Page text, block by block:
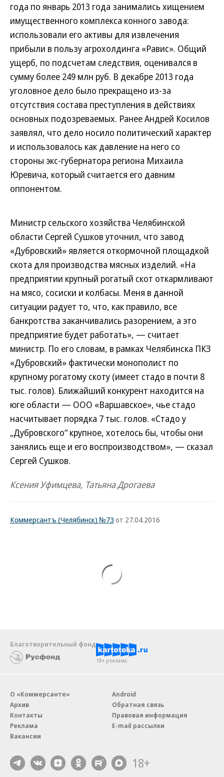
года по январь 2013 года занимались хищением
имущественного комплекса конного завода:
использовали его активы для извлечения
прибыли в пользу агрохолдинга «Равис». Общий
ущерб, по подсчетам следствия, оценивался в
сумму более 249 млн руб. В декабре 2013 года
уголовное дело было прекращено из-за
отсутствия состава преступления в действиях
основных подозреваемых. Ранее Андрей Косилов
заявлял, что дело носило политический характер
и использовалось как давление на него со
стороны экс-губернатора региона Михаила
Юревича, который считается его давним
оппонентом.
Министр сельского хозяйства Челябинской
области Сергей Сушков уточнил, что завод
«Дубровский» является откормочной площадкой
скота для производства мясных изделий. «На
предприятии крупный рогатый скот откармливают
на мясо, сосиски и колбасы. Меня в данной
ситуации радует то, что, как правило, все
банкротства заканчивались разорением, а это
предприятие будет работать», — считает
министр. По его словам, в рамках Челябинска ПКЗ
«Дубровский» фактически монополист по
крупному рогатому скоту (имеет стадо в почти 8
тыс. голов). Ближайший конкурент находится на
юге области — ООО «Варшавское», чье стадо
насчитывает порядка 7 тыс. голов. «Стадо у
„Дубровского“ крупное, хотелось бы, чтобы они
занялись еще и его воспроизводством», — сказал
Сергей Сушков.
Ксения Уфимцева, Татьяна Дрогаева
Коммерсантъ (Челябинск) №73 от 27.04.2016
Благотворительный фонд
18+ реклама
О «Коммерсанте»
Архив
Контакты
Реклама
Вакансии
Android
Обратная связь
Правовая информация
E-mail рассылки
18+